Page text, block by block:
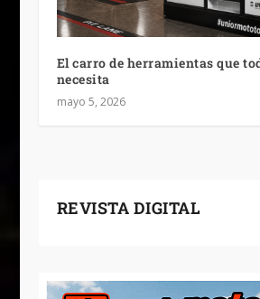
El carro de herramientas que
necesita
mayo 5, 2026
REVISTA DIGITAL